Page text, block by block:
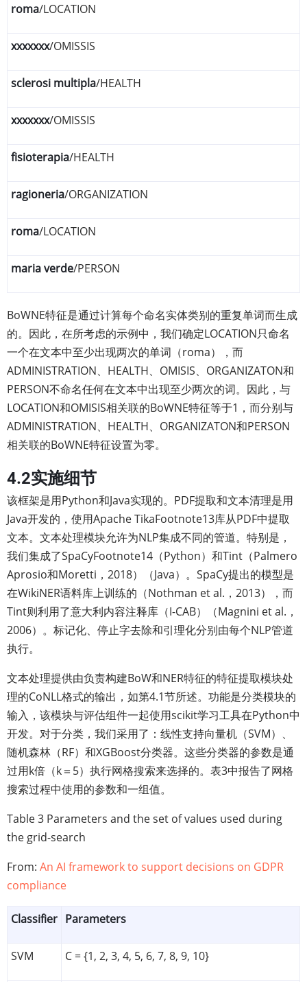
roma/LOCATION
xxxxxxx/OMISSIS
sclerosi multipla/HEALTH
xxxxxxx/OMISSIS
fisioterapia/HEALTH
ragioneria/ORGANIZATION
roma/LOCATION
maria verde/PERSON
BoWNE特征是通过计算每个命名实体类别的重复单词而生成
的。因此，在所考虑的示例中，我们确定LOCATION只命名
一个在文本中至少出现两次的单词（roma），而
ADMINISTRATION、HEALTH、OMISIS、ORGANIZATON和
PERSON不命名任何在文本中出现至少两次的词。因此，与
LOCATION和OMISIS相关联的BoWNE特征等于1，而分别与
ADMINISTRATION、HEALTH、ORGANIZATON和PERSON
相关联的BoWNE特征设置为零。
4.2实施细节
该框架是用Python和Java实现的。PDF提取和文本清理是用
Java开发的，使用Apache TikaFootnote13库从PDF中提取
文本。文本处理模块允许为NLP集成不同的管道。特别是，
我们集成了SpaCyFootnote14（Python）和Tint（Palmero
Aprosio和Moretti，2018）（Java）。SpaCy提出的模型是
在WikiNER语料库上训练的（Nothman et al.，2013），而
Tint则利用了意大利内容注释库（I-CAB）（Magnini et al.，
2006）。标记化、停止字去除和引理化分别由每个NLP管道
执行。
文本处理提供由负责构建BoW和NER特征的特征提取模块处
理的CoNLL格式的输出，如第4.1节所述。功能是分类模块的
输入，该模块与评估组件一起使用scikit学习工具在Python中
开发。对于分类，我们采用了：线性支持向量机（SVM）、
随机森林（RF）和XGBoost分类器。这些分类器的参数是通
过用k倍（k＝5）执行网格搜索来选择的。表3中报告了网格
搜索过程中使用的参数和一组值。
Table 3 Parameters and the set of values used during
the grid-search
From: An AI framework to support decisions on GDPR
compliance
Classifier Parameters
SVM C = {1, 2, 3, 4, 5, 6, 7, 8, 9, 10}